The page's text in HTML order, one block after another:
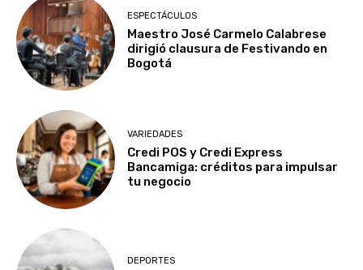
ESPECTÁCULOS
Maestro José Carmelo Calabrese
dirigió clausura de Festivando en
Bogotá
VARIEDADES
Credi POS y Credi Express
Bancamiga: créditos para impulsar
tu negocio
DEPORTES